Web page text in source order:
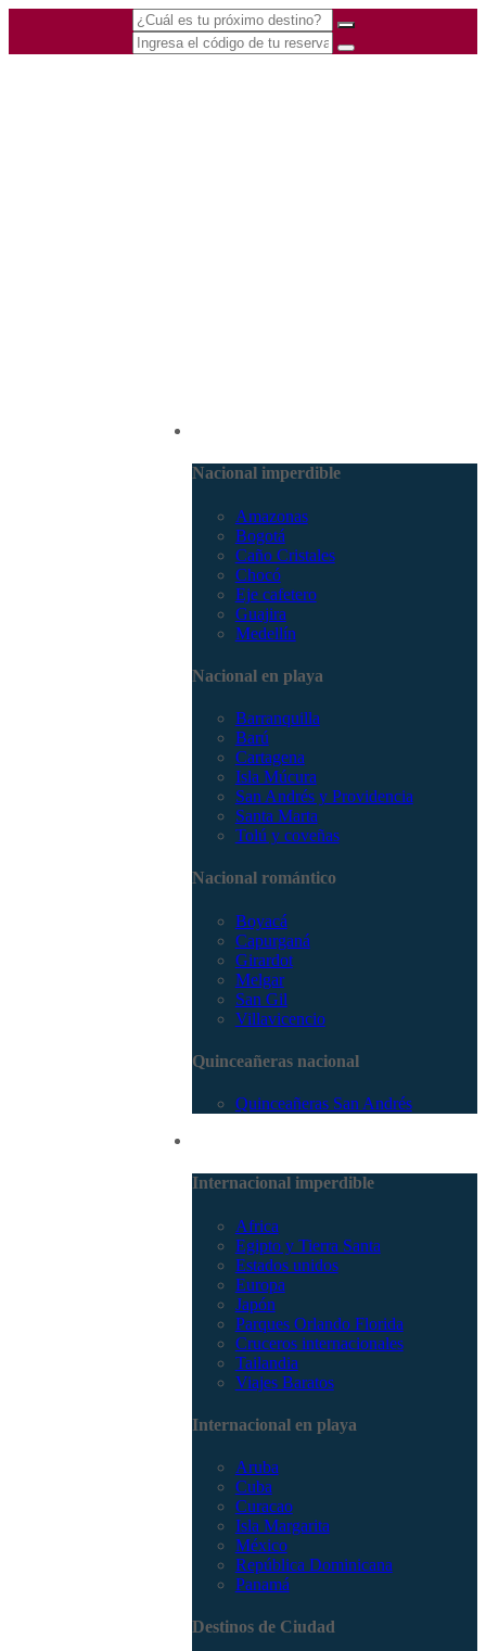
Nacional imperdible
Amazonas
Bogotá
Caño Cristales
Chocó
Eje cafetero
Guajira
Medellín
Nacional en playa
Barranquilla
Barú
Cartagena
Isla Múcura
San Andrés y Providencia
Santa Marta
Tolú y coveñas
Nacional romántico
Boyacá
Capurganá
Girardot
Melgar
San Gil
Villavicencio
Quinceañeras nacional
Quinceañeras San Andrés
Internacional imperdible
Africa
Egipto y Tierra Santa
Estados unidos
Europa
Japón
Parques Orlando Florida
Cruceros internacionales
Tailandia
Viajes Baratos
Internacional en playa
Aruba
Cuba
Curacao
Isla Margarita
México
República Dominicana
Panamá
Destinos de Ciudad